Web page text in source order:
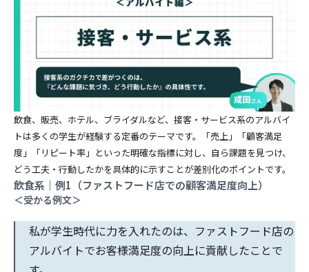
飲食、販売、ホテル、ブライダルなど、接客・サービス系のアルバイ
トは多くの学生が経験する定番のテーマです。「売上」「顧客満足
度」「リピート率」といった明確な指標に対し、自ら課題を見つけ、
どう工夫・行動したかを具体的に示すことが差別化のポイントです。
飲食系｜例1（ファストフード店での顧客満足度向上）
＜受かる例文＞
私が学生時代に力を入れたのは、ファストフード店の
アルバイトでお客様満足度の向上に貢献したことで